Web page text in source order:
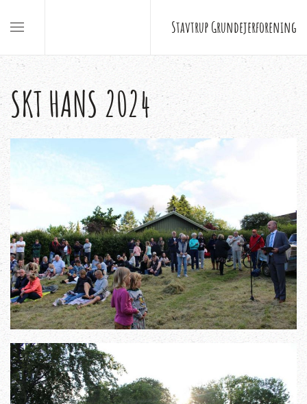
Stavtrup Grundejerforening
SKT HANS 2024